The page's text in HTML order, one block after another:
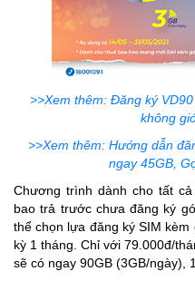
>>Xem thêm: Đăng ký
không
>>Xem thêm: Hướng dẫn
ngay 45GB,
Chương trình dành cho tất
bao trả trước chưa đăng ký
thể chọn lựa đăng ký SIM
kỳ 1 tháng. Chỉ với 79.000đ/
sẽ có ngay 90GB (3GB/ngày),